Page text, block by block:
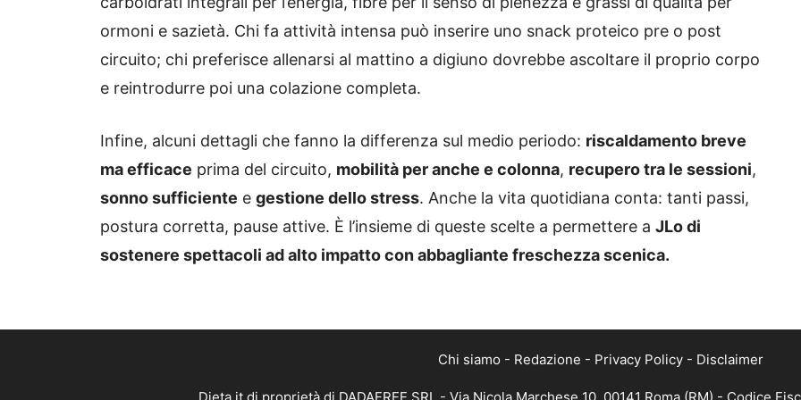
ormoni e sazietà. Chi fa attività intensa può inserire uno snack proteico pre o post
circuito; chi preferisce allenarsi al mattino a digiuno dovrebbe ascoltare il proprio corpo
e reintrodurre poi una colazione completa.
Infine, alcuni dettagli che fanno la differenza sul medio periodo: riscaldamento breve
ma efficace prima del circuito, mobilità per anche e colonna, recupero tra le sessioni,
sonno sufficiente e gestione dello stress. Anche la vita quotidiana conta: tanti passi,
postura corretta, pause attive. È l’insieme di queste scelte a permettere a JLo di
sostenere spettacoli ad alto impatto con abbagliante freschezza scenica.
Chi siamo - Redazione - Privacy Policy - Disclaimer
Dieta.it di proprietà di DADAFREE SRL - Via Nicola Marchese 10, 00141 Roma (RM) - Codice